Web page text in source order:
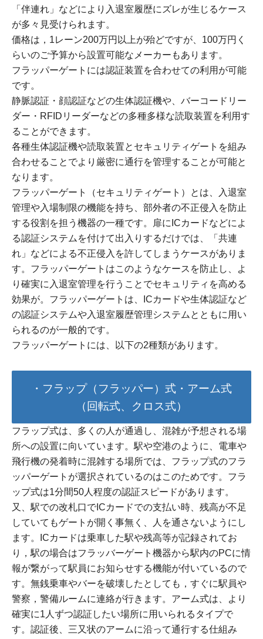
「伴連れ」などにより入退室履歴にズレが生じるケース
が多々見受けられます。
価格は，1レーン200万円以上が殆どですが、100万円く
らいのご予算から設置可能なメーカーもあります。
フラッパーゲートには認証装置を合わせての利用が可能
です。
静脈認証・顔認証などの生体認証機や、バーコードリー
ダー・RFIDリーダーなどの多種多様な読取装置を利用す
ることができます。
各種生体認証機や読取装置とセキュリティゲートを組み
合わせることでより厳密に通行を管理することが可能と
なります。
フラッパーゲート（セキュリティゲート）とは、入退室
管理や入場制限の機能を持ち、部外者の不正侵入を防止
する役割を担う機器の一種です。扉にICカードなどによ
る認証システムを付けて出入りするだけでは、「共連
れ」などによる不正侵入を許してしまうケースがありま
す。フラッパーゲートはこのようなケースを防止し、よ
り確実に入退室管理を行うことでセキュリティを高める
効果が。フラッパーゲートは、ICカードや生体認証など
の認証システムや入退室履歴管理システムとともに用い
られるのが一般的です。
フラッパーゲートには、以下の2種類があります。
・フラップ（フラッパー）式・アーム式
（回転式、クロス式）
フラップ式は、多くの人が通過し、混雑が予想される場
所への設置に向いています。駅や空港のように、電車や
飛行機の発着時に混雑する場所では、フラップ式のフラ
ッパーゲートが選択されているのはこのためです。フラ
ップ式は1分間50人程度の認証スピードがあります。
又、駅での改札口でICカードでの支払い時、残高が不足
していてもゲートが開く事無く、人を通さないようにし
ます。ICカードは乗車した駅や残高等が記録されてお
り，駅の場合はフラッバーゲート機器から駅内のPCに情
報が繋がって駅員にお知らせする機能が付いているので
す。無銭乗車やバーを破壊したとしても，すぐに駅員や
警察，警備ルームに連絡が行きます。アーム式は、より
確実に1人ずつ認証したい場所に用いられるタイプで
す。認証後、三又状のアームに沿って通行する仕組み